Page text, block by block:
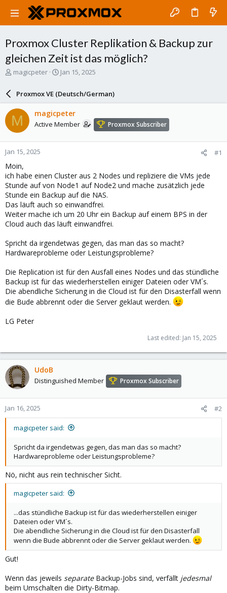
Proxmox Cluster Replikation & Backup zur
gleichen Zeit ist das möglich?
T
a
d
s
t
a
r
t
e
r
magicpeter
S
a
r
d
a
e
Jan 15, 2025
Proxmox VE (Deutsch/German)
M magicpeter
Active Member Proxmox Subscriber
Jan 15, 2025 #1
Moin,
ich habe einen Cluster aus 2 Nodes und repliziere die VMs jede
Stunde auf von Node1 auf Node2 und mache zusätzlich jede
Stunde ein Backup auf die NAS.
Das läuft auch so einwandfrei.
Weiter mache ich um 20 Uhr ein Backup auf einem BPS in der
Cloud auch das läuft einwandfrei.
Spricht da irgendetwas gegen, das man das so macht?
Hardwareprobleme oder Leistungsprobleme?
Die Replication ist für den Ausfall eines Nodes und das stündliche
Backup ist für das wiederherstellen einiger Dateien oder VM´s.
Die abendliche Sicherung in die Cloud ist für den Disasterfall wenn
die Bude abbrennt oder die Server geklaut werden.
LG Peter
Last edited: Jan 15, 2025
UdoB
Distinguished Member Proxmox Subscriber
Jan 16, 2025 #2
magicpeter said:
Spricht da irgendetwas gegen, das man das so macht?
Hardwareprobleme oder Leistungsprobleme?
Nö, nicht aus rein technischer Sicht.
magicpeter said:
...das stündliche Backup ist für das wiederherstellen einiger
Dateien oder VM´s.
Die abendliche Sicherung in die Cloud ist für den Disasterfall
wenn die Bude abbrennt oder die Server geklaut werden.
Gut!
Wenn das jeweils separateBackup-Jobs sind, verfällt jedesmal
beim Umschalten die Dirty-Bitmap.